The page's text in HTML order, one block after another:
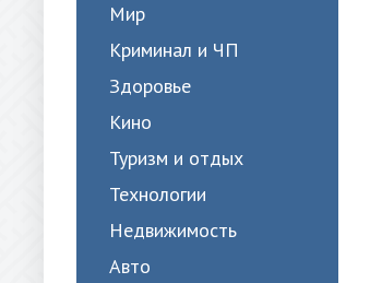
Мир
Криминал и ЧП
Здоровье
Кино
Туризм и отдых
Технологии
Недвижимость
Авто